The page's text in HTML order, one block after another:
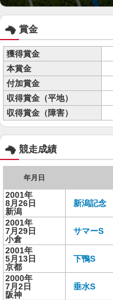
賞金
獲得賞金
本賞金
付加賞金
収得賞金（平地）
収得賞金（障害）
競走成績
年月日
2001年
8月26日
新潟
新潟記念
2001年
7月29日
小倉
サマーS
2001年
5月13日
京都
下鴨S
2000年
7月2日
阪神
垂水S